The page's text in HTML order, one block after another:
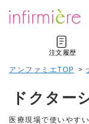
注文履歴
アンファミエTOP >
ドクター
医療現場で使いやす